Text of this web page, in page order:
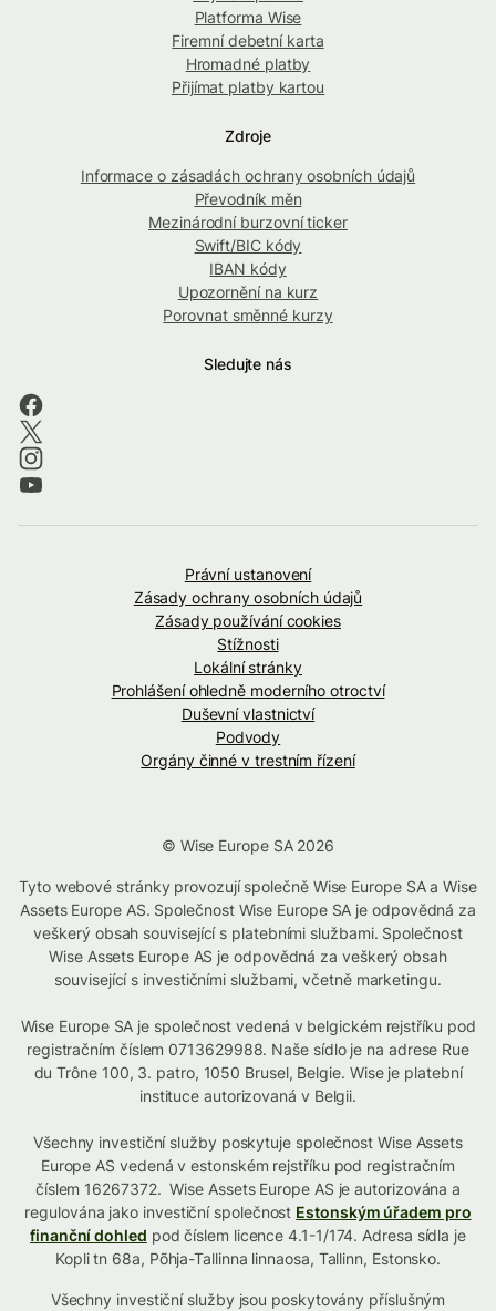
Platforma Wise
Firemní debetní karta
Hromadné platby
Přijímat platby kartou
Zdroje
Informace o zásadách ochrany osobních údajů
Převodník měn
Mezinárodní burzovní ticker
Swift/BIC kódy
IBAN kódy
Upozornění na kurz
Porovnat směnné kurzy
Sledujte nás
Právní ustanovení
Zásady ochrany osobních údajů
Zásady používání cookies
Stížnosti
Lokální stránky
Prohlášení ohledně moderního otroctví
Duševní vlastnictví
Podvody
Orgány činné v trestním řízení
© Wise Europe SA 2026
Tyto webové stránky provozují společně Wise Europe SA a Wise
Assets Europe AS. Společnost Wise Europe SA je odpovědná za
veškerý obsah související s platebními službami. Společnost
Wise Assets Europe AS je odpovědná za veškerý obsah
související s investičními službami, včetně marketingu.
Wise Europe SA je společnost vedená v belgickém rejstříku pod
registračním číslem 0713629988. Naše sídlo je na adrese Rue
du Trône 100, 3. patro, 1050 Brusel, Belgie. Wise je platební
instituce autorizovaná v Belgii.
Všechny investiční služby poskytuje společnost Wise Assets
Europe AS vedená v estonském rejstříku pod registračním
číslem 16267372. Wise Assets Europe AS je autorizována a
regulována jako investiční společnost Estonským úřadem pro
finanční dohled pod číslem licence 4.1-1/174. Adresa sídla je
Kopli tn 68a, Põhja-Tallinna linnaosa, Tallinn, Estonsko.
Všechny investiční služby jsou poskytovány příslušným